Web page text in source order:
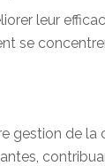
leur
se
gestion de la